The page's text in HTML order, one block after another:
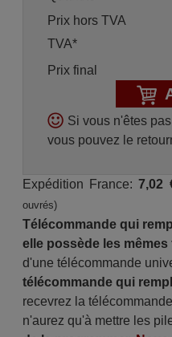
Prix hors TVA
TVA*
Prix final
Si vous n'êtes
vous pouvez le
Expédition France:7,02
ouvrés)
Télécommande qui
elle possède les
d'une télécommande
télécommande qui
recevrez la
n'aurez qu'à mettre les